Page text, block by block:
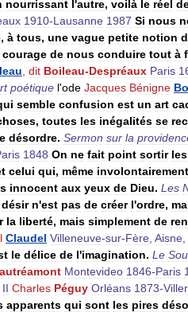
nourrissant l'autre, voilà le réel
1910-Lausanne 1987 Si nous
, à tous, une vague petite notion
courage de nous conduire tout à
dit Boileau-Despréaux Paris
poétique l'ode Jacques Bénigne
semble confusion est un art
, toutes les inégalités se
désordre. Sermon sur la
1848 On ne fait point sortir les
celui qui, même involontairement
innocent aux yeux de Dieu. Les
désir n'est pas de créer l'ordre,
la liberté, mais simplement de
Claudel Villeneuve-sur-Fère Aisne
le délice de l'imagination. Le
Montevideo 1846-Paris
II Charles Péguy Orléans 1873-
apparents qui sont les pires